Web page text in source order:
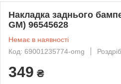
Накладка заднього
GM) 96545628
Немає в наявності
Код: 69001235774-omg
Роздріб
349 ₴